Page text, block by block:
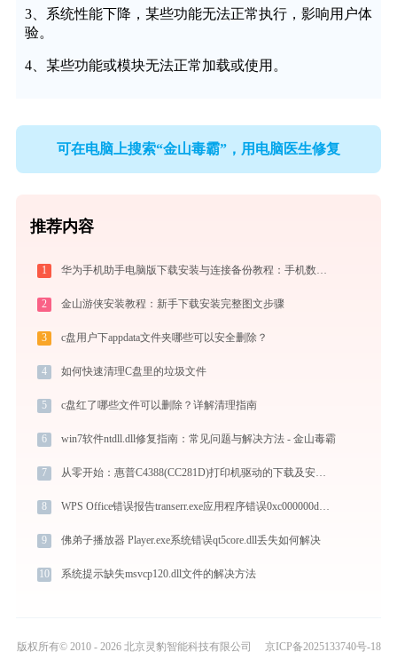
3、系统性能下降，某些功能无法正常执行，影响用户体
验。
4、某些功能或模块无法正常加载或使用。
可在电脑上搜索“金山毒霸”，用电脑医生修复
推荐内容
1 华为手机助手电脑版下载安装与连接备份教程：手机数据双向传输与系统修复指南
2 金山游侠安装教程：新手下载安装完整图文步骤
3 c盘用户下appdata文件夹哪些可以安全删除？
4 如何快速清理C盘里的垃圾文件
5 c盘红了哪些文件可以删除？详解清理指南
6 win7软件ntdll.dll修复指南：常见问题与解决方法 - 金山毒霸
7 从零开始：惠普C4388(CC281D)打印机驱动的下载及安装流程
8 WPS Office错误报告transerr.exe应用程序错误0xc000000d解决方法
9 佛弟子播放器 Player.exe系统错误qt5core.dll丢失如何解决
10 系统提示缺失msvcp120.dll文件的解决方法
版权所有© 2010 - 2026 北京灵豹智能科技有限公司 京ICP备2025133740号-18